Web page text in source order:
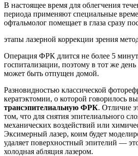
В настоящее время для облегчения
периода применяют специальные
офтальмолог помещает в глаза сразу
этапы лазерной коррекции зрения
Операция ФРК длится не более 5 минут
госпитализации, поэтому в тот же
может быть отпущен домой.
Разновидностью классической
кератэктомии, о которой говорилось
трансэпителиальную ФРК. Отличие
том, что для снятия эпителиального
механических воздействий или
Эксимерный лазер, коим будет
удаляет поверхностный эпителий —
холодная абляция лазером.